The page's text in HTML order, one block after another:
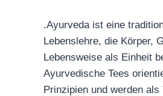
.Ayurveda ist eine
Lebenslehre, die Körper,
Lebensweise als Einheit
Ayurvedische Tees
Prinzipien und werden